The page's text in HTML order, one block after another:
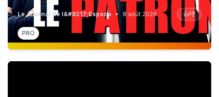
Le Journal de l&#8217;Espace • 8 août 2026 👍👎
PRO
Aujourd'hui on parle des adjectifs !